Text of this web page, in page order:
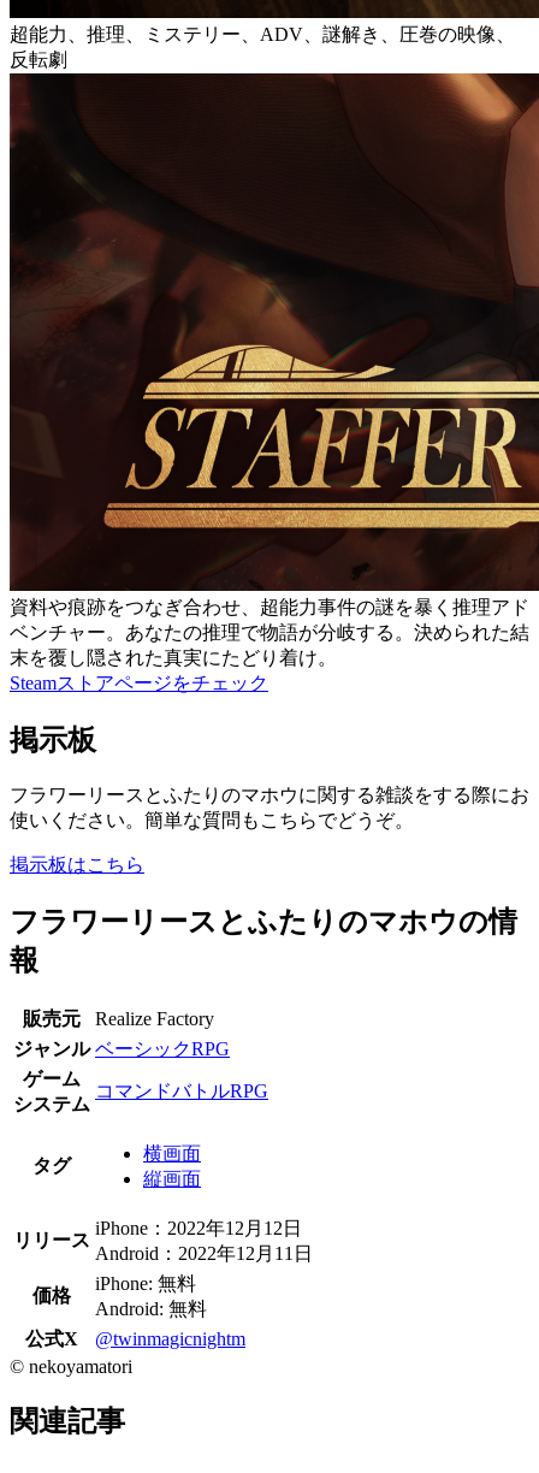
超能力、推理、ミステリー、ADV、謎解き、圧巻の映像、
反転劇
資料や痕跡をつなぎ合わせ、超能力事件の謎を暴く推理アド
ベンチャー。あなたの推理で物語が分岐する。決められた結
末を覆し隠された真実にたどり着け。
Steamストアページをチェック
掲示板
フラワーリースとふたりのマホウに関する雑談をする際にお
使いください。簡単な質問もこちらでどうぞ。
掲示板はこちら
フラワーリースとふたりのマホウの情
報
販売元
Realize Factory
ジャンル ベーシックRPG
ゲーム
システム
コマンドバトルRPG
タグ
横画面
縦画面
リリース
iPhone：2022年12月12日
Android：2022年12月11日
価格
iPhone: 無料
Android: 無料
公式X
@twinmagicnightm
©︎ nekoyamatori
関連記事